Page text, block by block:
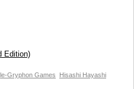
Edition)
Gryphon Games Hisashi Hayashi